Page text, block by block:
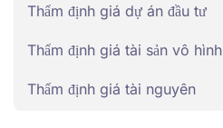
Thẩm định giá dự án đầu tư
Thẩm định giá tài sản vô hình
Thẩm định giá tài nguyên